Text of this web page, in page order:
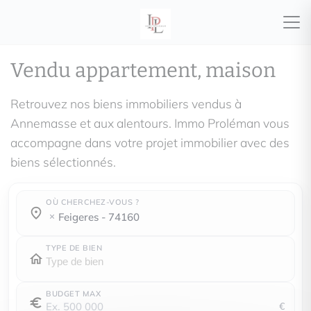
Vendu appartement, maison
Retrouvez nos biens immobiliers vendus à
Annemasse et aux alentours. Immo Proléman vous
accompagne dans votre projet immobilier avec des
biens sélectionnés.
OÙ CHERCHEZ-VOUS ?
Où cherchez-vous ?
feigeres - 74160
Où cherchez-vous ?
TYPE DE BIEN
BUDGET MAX
€